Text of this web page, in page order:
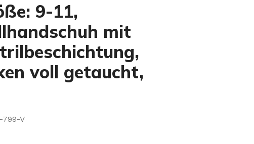
9-11,
mit
voll getaucht,
799-V